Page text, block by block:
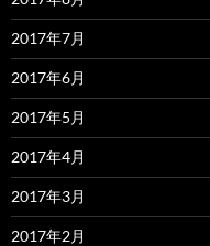
2017年7月
2017年6月
2017年5月
2017年4月
2017年3月
2017年2月